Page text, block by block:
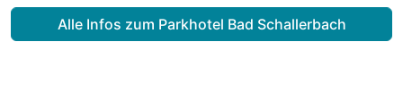
Alle Infos zum Parkhotel Bad Schallerbach